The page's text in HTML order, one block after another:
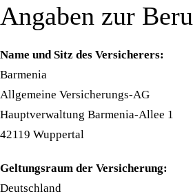
Angaben zur
Name und Sitz des Versicherers:
Barmenia
Allgemeine Versicherungs-AG
Hauptverwaltung Barmenia-Allee 1
42119 Wuppertal
Geltungsraum der Versicherung:
Deutschland